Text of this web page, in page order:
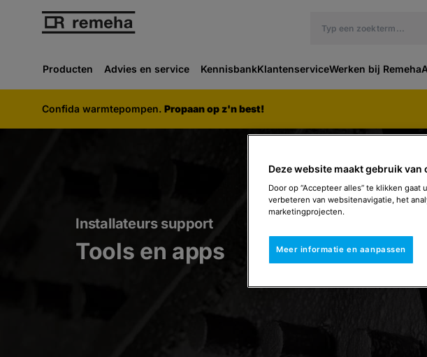
Producten Advies en service KennisbankKlantenserviceWerken bij Remeha
Confida warmtepompen. Propaan op z'n best!
Installateurs support
Tools en apps
Deze website maakt gebruik van
Door op “Accepteer alles” te klikken
verbeteren van websitenavigatie, het
marketingprojecten.
Meer informatie en aanpassen